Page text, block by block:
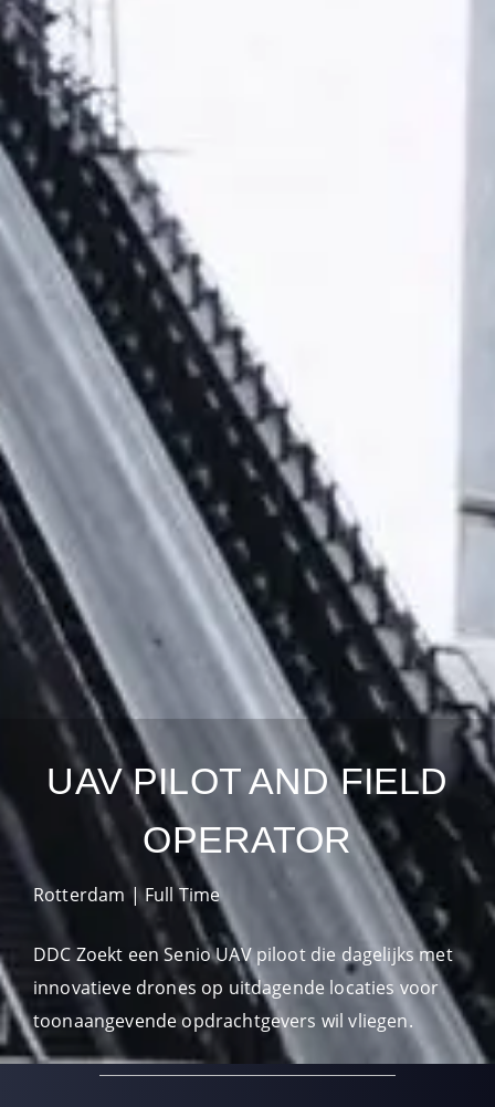
UAV PILOT AND FIELD
OPERATOR
Rotterdam | Full Time
DDC Zoekt een Senio UAV piloot die dagelijks met
innovatieve drones op uitdagende locaties voor
toonaangevende opdrachtgevers wil vliegen.